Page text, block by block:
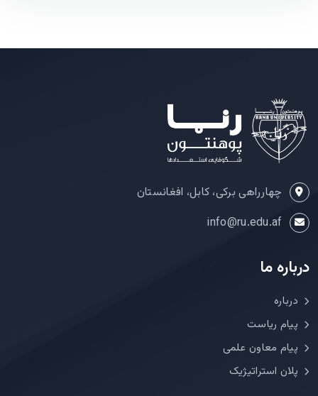
چهارراهی برکی، کابل، افغانستان
درباره ما
درباره
پیام ریاست
پیام معاون علمی
پلان استراتیژیک